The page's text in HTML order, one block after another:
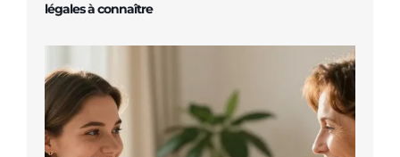
légales à connaître